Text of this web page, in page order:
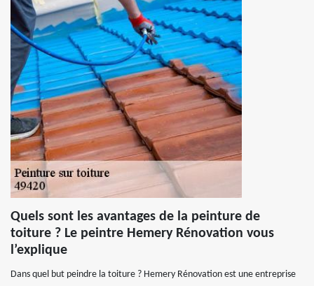
Quels sont les avantages de la peinture de
toiture ? Le peintre Hemery Rénovation vous
l’explique
Dans quel but peindre la toiture ? Hemery Rénovation est une entreprise